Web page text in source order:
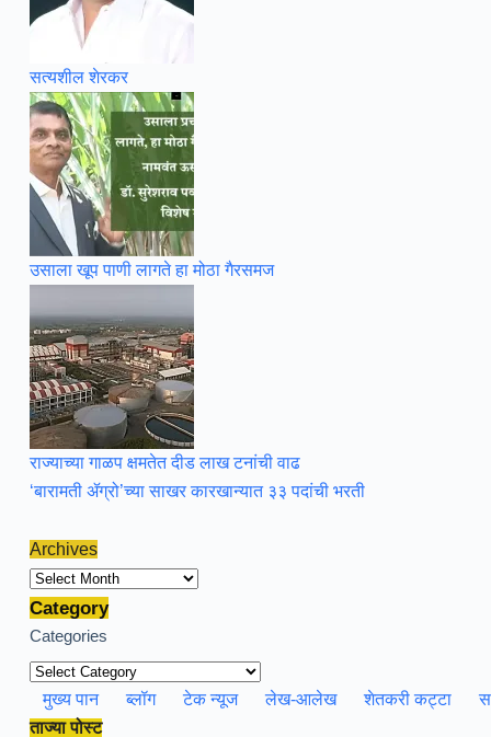
सत्यशील शेरकर
उसाला खूप पाणी लागते हा मोठा गैरसमज
राज्याच्या गाळप क्षमतेत दीड लाख टनांची वाढ
‘बारामती ॲग्रो’च्या साखर कारखान्यात ३३ पदांची भरती
Archives
Archives
Category
Categories
मुख्य पान ब्लॉग टेक न्यूज लेख-आलेख शेतकरी कट्टा
ताज्या पोस्ट